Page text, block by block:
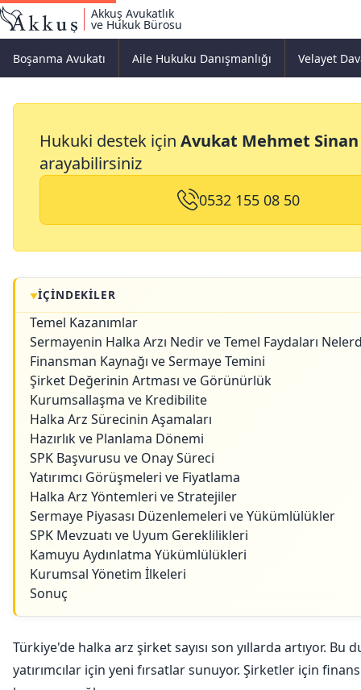
Akkuş Avukatlık
ve Hukuk Bürosu
Boşanma Avukatı Aile Hukuku Danışmanlığı Velayet
Hukuki destek için Avukat Mehmet
arayabilirsiniz
0532 155 08 50
İÇINDEKILER
Temel Kazanımlar
Sermayenin Halka Arzı Nedir ve Temel Faydaları
Finansman Kaynağı ve Sermaye Temini
Şirket Değerinin Artması ve Görünürlük
Kurumsallaşma ve Kredibilite
Halka Arz Sürecinin Aşamaları
Hazırlık ve Planlama Dönemi
SPK Başvurusu ve Onay Süreci
Yatırımcı Görüşmeleri ve Fiyatlama
Halka Arz Yöntemleri ve Stratejiler
Sermaye Piyasası Düzenlemeleri ve Yükümlülükler
SPK Mevzuatı ve Uyum Gereklilikleri
Kamuyu Aydınlatma Yükümlülükleri
Kurumsal Yönetim İlkeleri
Sonuç
Türkiye'de halka arz şirket sayısı son yıllarda artıyor. Bu
yatırımcılar için yeni fırsatlar sunuyor. Şirketler için